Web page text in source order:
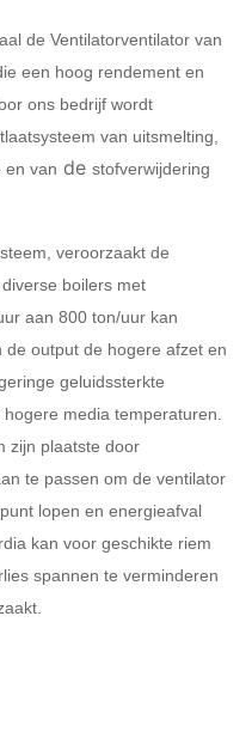
de Ventilatorventilator van
een hoog rendement en
ons bedrijf wordt
van uitsmelting,
en van de stofverwijdering
veroorzaakt de
boilers met
aan 800 ton/uur kan
output de hogere afzet en
geluidssterkte
media temperaturen.
zijn plaatste door
te passen om de ventilator
lopen en energieafval
kan voor geschikte riem
spannen te verminderen